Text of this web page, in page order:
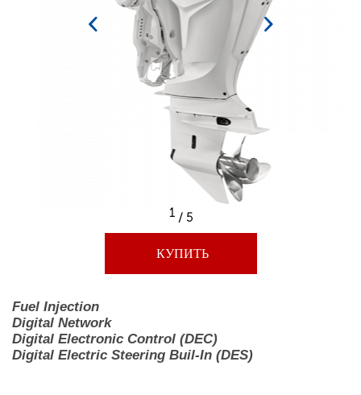
1/ 5
КУПИТЬ
Fuel Injection
Digital Network
Digital Electronic Control (DEC)
Digital Electric Steering Buil-In (DES)